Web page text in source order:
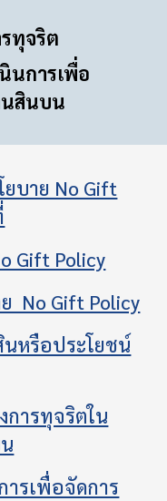
ทุจริต
นการเพื่อ
นสินบน
บาย No Gift
Gift Policy
No Gift Policy
หรือประโยชน์
การทุจริตใน
ารเพื่อจัดการ